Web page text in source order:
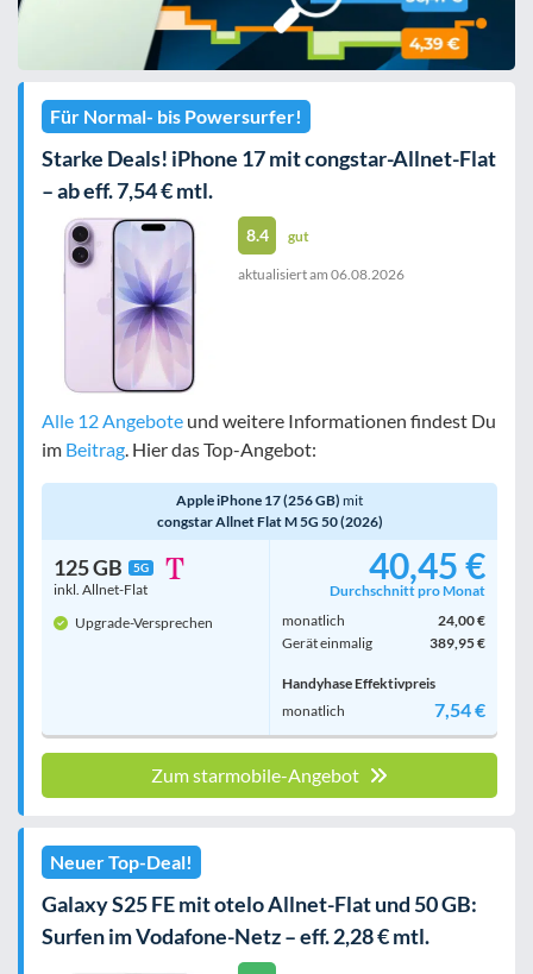
Für Normal- bis Powersurfer!
Starke Deals! iPhone 17 mit congstar-Allnet-Flat
– ab eff. 7,54 € mtl.
8.4 gut
aktualisiert am 06.08.2026
Alle 12 Angebote und weitere Informationen findest Du
im Beitrag. Hier das Top-Angebot:
Apple iPhone 17 (256 GB) mit
congstar Allnet Flat M 5G 50 (2026)
125 GB 5G
inkl. Allnet-Flat
Upgrade-Versprechen
40,45 €
Durchschnitt pro Monat
monatlich
24,00 €
Gerät einmalig
389,95 €
Handyhase Effektivpreis
monatlich
7,54 €
Zum starmobile-Angebot
Neuer Top-Deal!
Galaxy S25 FE mit otelo Allnet-Flat und 50 GB:
Surfen im Vodafone-Netz – eff. 2,28 € mtl.